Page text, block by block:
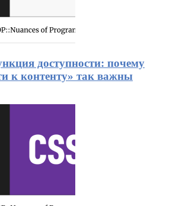
доступности: почему
к контенту» так важны